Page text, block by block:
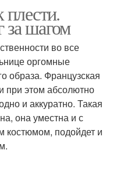
плетения
плести.
за шагом
во все
оргомные
образа. Французская
при этом абсолютно
и аккуратно. Такая
она уместна и с
подойдет и